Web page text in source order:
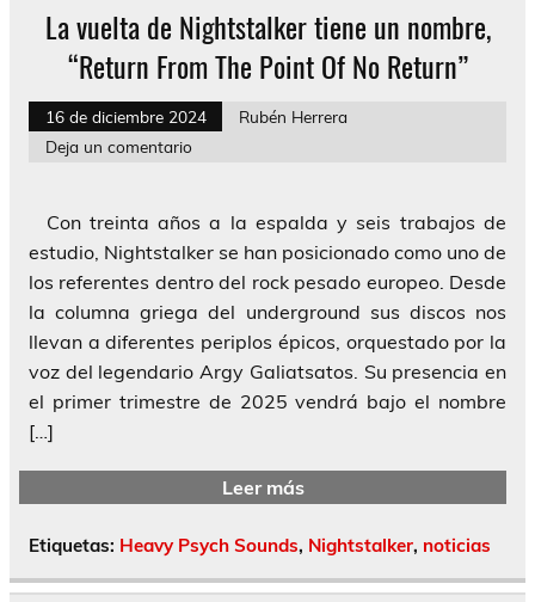
La vuelta de Nightstalker tiene un nombre,
“Return From The Point Of No Return”
16 de diciembre 2024
Rubén Herrera
Deja un comentario
Con treinta años a la espalda y seis trabajos de
estudio, Nightstalker se han posicionado como uno de
los referentes dentro del rock pesado europeo. Desde
la columna griega del underground sus discos nos
llevan a diferentes periplos épicos, orquestado por la
voz del legendario Argy Galiatsatos. Su presencia en
el primer trimestre de 2025 vendrá bajo el nombre
[…]
Leer más
Etiquetas: Heavy Psych Sounds, Nightstalker, noticias